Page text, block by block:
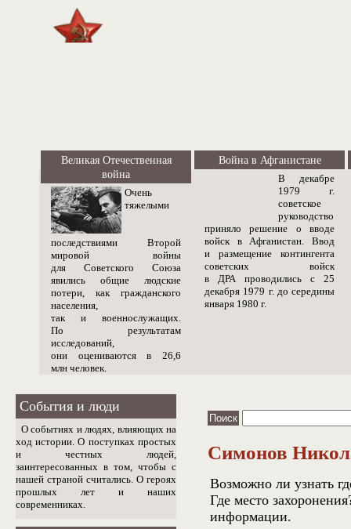
Великая Отечественная
война
Очень
тяжелыми
последствиями Второй
мировой войны
для Советского Союза
явились общие людские
потери, как гражданского
населения,
так и военнослужащих.
По результатам
исследований,
они оцениваются в 26,6
млн человек.
Война в Афганистане
В декабре
1979 г.
советское
руководство
приняло решение о вводе
войск в Афганистан. Ввод
и размещение контингента
советских войск
в ДРА проводились с 25
декабря 1979 г. до середины
января 1980 г.
Симонов
Возможно ли узнать
Где место
информации.
События и люди
О событиях и людях, влияющих на
ход истории. О поступках простых
и честных людей,
заинтересованных в том, чтобы с
нашей страной считались. О героях
прошлых лет и наших
современниках.